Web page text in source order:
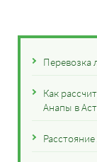
Перевозка
Как
Анапы в